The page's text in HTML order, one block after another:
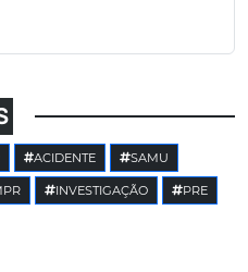
ACIDENTE SAMU
INVESTIGAÇÃO PRE